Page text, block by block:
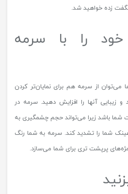
زده خواهید شد.
را با سرمه
می‌توان از سرمه هم برای نمایان‌تر کردن
زیبایی آنها را افزایش دهید. سرمه در
شما باشد زیرا می‌تواند حجم چشمگیری به
شما را تشدید کند. سرمه به شما رنگ
پرپشت تری برای شما می‌سازد.